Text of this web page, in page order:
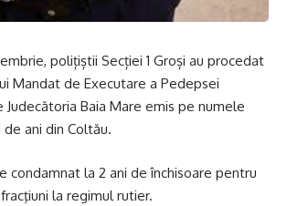
polițiștii Secției 1 Groși au procedat
Mandat de Executare a Pedepsei
Judecătoria Baia Mare emis pe numele
ani din Coltău.
la 2 ani de închisoare pentru
la regimul rutier.